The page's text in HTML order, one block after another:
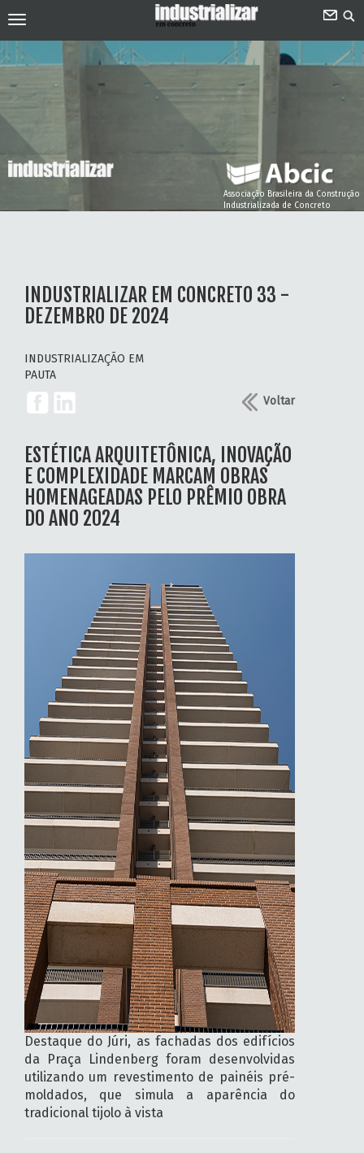
Associação Brasileira da Construção
Industrializada de Concreto
INDUSTRIALIZAR EM CONCRETO 33 -
DEZEMBRO DE 2024
INDUSTRIALIZAÇÃO EM
PAUTA
Voltar
ESTÉTICA ARQUITETÔNICA, INOVAÇÃO
E COMPLEXIDADE MARCAM OBRAS
HOMENAGEADAS PELO PRÊMIO OBRA
DO ANO 2024
Destaque do Júri, as fachadas dos edifícios
da Praça Lindenberg foram desenvolvidas
utilizando um revestimento de painéis pré-
moldados, que simula a aparência do
tradicional tijolo à vista